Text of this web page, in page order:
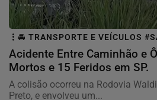
🚘 TRANSPORTE E VEÍCULOS
Acidente Entre Caminhão e
Mortos e 15 Feridos em SP.
A colisão ocorreu na Rodovia
Preto, e envolveu um...